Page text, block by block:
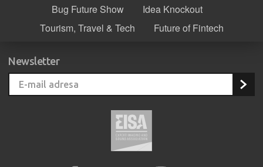
Bug Future Show
Idea Knockout
Tourism, Travel & Tech
Future of Fintech
Newsletter